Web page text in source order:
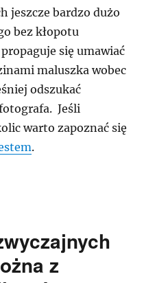
jeszcze bardzo dużo
bez kłopotu
się umawiać
maluszka wobec
odszukać
Jeśli
warto zapoznać się
.
z